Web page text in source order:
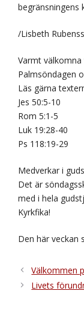
begränsningens
/Lisbeth
Varmt
Palmsöndagen
Läs gärna
Jes 50:5-10
Rom 5:1-5
Luk 19:28-40
Ps 118:19-29
Medverkar i
Det är
med i hela
Kyrkfika!
Den här veckan
Välkommen
Livets